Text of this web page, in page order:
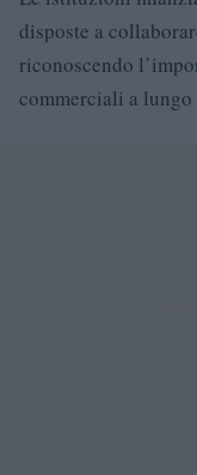
disposte a
riconoscendo
commerciali a lungo